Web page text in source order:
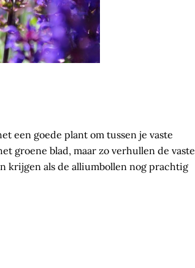
een goede plant om tussen je vaste
groene blad, maar zo verhullen de vaste
krijgen als de alliumbollen nog prachtig